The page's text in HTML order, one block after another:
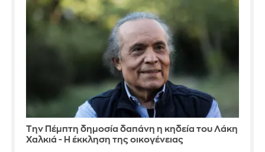
Την Πέμπτη δημοσία δαπάνη η κηδεία του Λάκη
Χαλκιά - Η έκκληση της οικογένειας